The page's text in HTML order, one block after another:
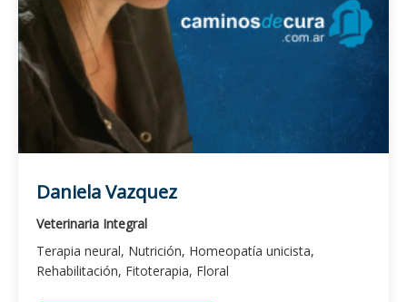
Daniela Vazquez
Veterinaria Integral
Terapia neural, Nutrición, Homeopatía unicista,
Rehabilitación, Fitoterapia, Floral